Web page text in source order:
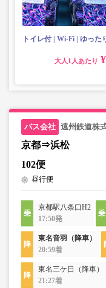
トイレ付 Wi-Fi ゆった
大人
遠州鉄道株
京都⇒浜松
102便
昼行便
京都駅八条口H2
17:50発
東名音羽（降車）
20:59着
東名三ケ日（降車）
21:27着